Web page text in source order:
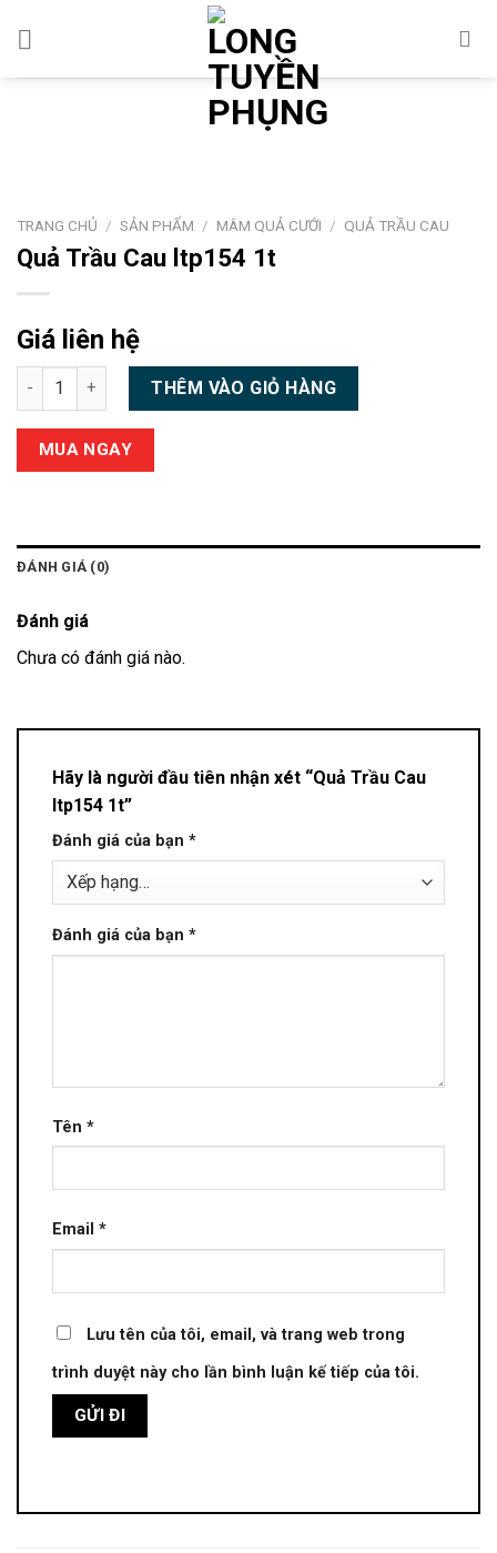
TRANG CHỦ / SẢN PHẨM / MÂM QUẢ CƯỚI / QUẢ TRẦU CAU
Quả Trầu Cau ltp154 1t
Giá liên hệ
Quả Trầu Cau ltp154 1t số lượng
THÊM VÀO GIỎ HÀNG
MUA NGAY
ĐÁNH GIÁ (0)
Đánh giá
Chưa có đánh giá nào.
Hãy là người đầu tiên nhận xét “Quả Trầu Cau
ltp154 1t”
Đánh giá của bạn *
Đánh giá của bạn *
Tên *
Email *
Lưu tên của tôi, email, và trang web trong
trình duyệt này cho lần bình luận kế tiếp của tôi.